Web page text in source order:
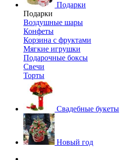
Подарки
Подарки
Воздушные шары
Конфеты
Корзина с фруктами
Мягкие игрушки
Подарочные боксы
Свечи
Торты
Свадебные букеты
Новый год